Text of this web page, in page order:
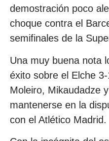
demostración poco
choque contra el
semifinales de la
Una muy buena nota
éxito sobre el Elche
Moleiro, Mikaudadze
mantenerse en la
con el Atlético Madrid.